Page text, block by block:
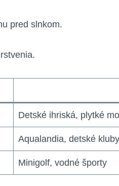
pred slnkom.
Detské ihriská, plytké
Aqualandia, detské kluby
Minigolf, vodné športy